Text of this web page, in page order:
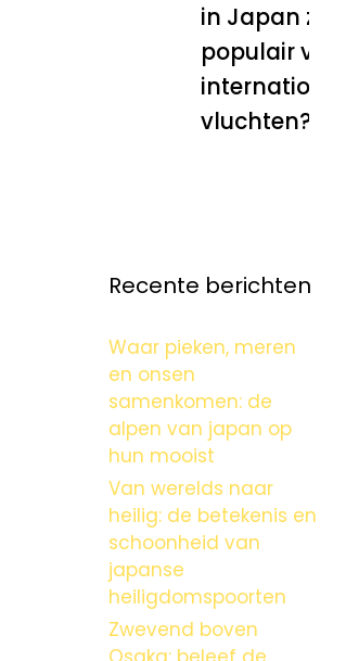
in Japan zijn
populair voor
internationale
vluchten?
Recente berichten
Waar pieken, meren
en onsen
samenkomen: de
alpen van japan op
hun mooist
Van werelds naar
heilig: de betekenis en
schoonheid van
japanse
heiligdomspoorten
Zwevend boven